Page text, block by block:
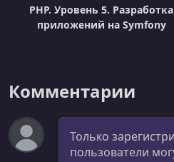
PHP. Уровень 5. Разработка
приложений на Symfony
Комментарии
Комментарий